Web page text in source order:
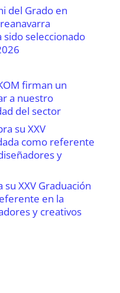
del Grado en
seleccionado
firman un
a nuestro
del sector
XXV Graduación
en la
y creativos